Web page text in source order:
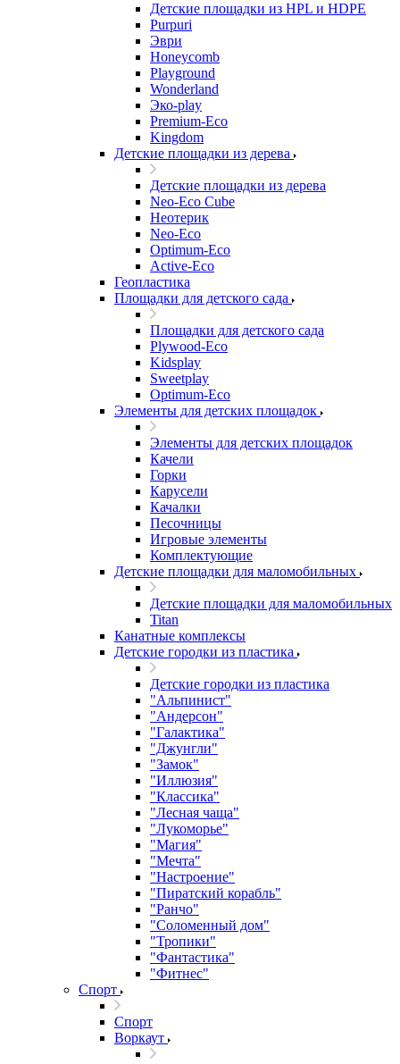
Детские площадки из HPL и HDPE
Purpuri
Эври
Honeycomb
Playground
Wonderland
Эко-play
Premium-Eco
Kingdom
Детские площадки из дерева
Детские площадки из дерева
Neo-Eco Cube
Неотерик
Neo-Eco
Оptimum-Еco
Active-Eco
Геопластика
Площадки для детского сада
Площадки для детского сада
Plywood-Eco
Kidsplay
Sweetplay
Оptimum-Еco
Элементы для детских площадок
Элементы для детских площадок
Качели
Горки
Карусели
Качалки
Песочницы
Игровые элементы
Комплектующие
Детские площадки для маломобильных
Детские площадки для маломобильных
Titan
Канатные комплексы
Детские городки из пластика
Детские городки из пластика
"Альпинист"
"Андерсон"
"Галактика"
"Джунгли"
"Замок"
"Иллюзия"
"Классика"
"Лесная чаща"
"Лукоморье"
"Магия"
"Мечта"
"Настроение"
"Пиратский корабль"
"Ранчо"
"Соломенный дом"
"Тропики"
"Фантастика"
"Фитнес"
Спорт
Спорт
Воркаут